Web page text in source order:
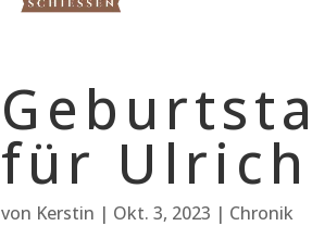
für Ulrich
von Kerstin | Okt. 3, 2023 | Chronik